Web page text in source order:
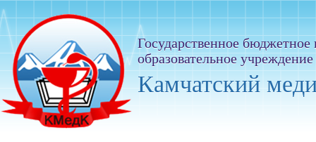
Государственное
образовательное
Камчатский